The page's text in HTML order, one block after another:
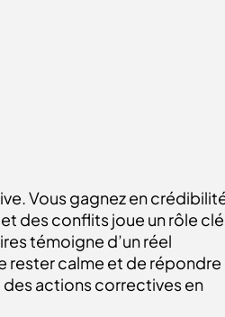
Vous gagnez en
des conflits joue un rôle clé
témoigne d’un réel
rester calme et de répondre
actions correctives en